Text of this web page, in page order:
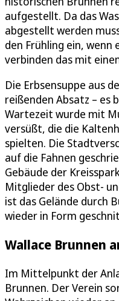
aufgestellt. Da das
abgestellt werden
den Frühling ein,
verbinden das mit
Die Erbsensuppe aus
reißenden Absatz – es
Wartezeit wurde mit
versüßt, die die
spielten. Die
auf die Fahnen
Gebäude der
Mitglieder des Obst-
ist das Gelände durch
wieder in Form
Wallace Brunnen
Im Mittelpunkt der
Brunnen. Der Verein